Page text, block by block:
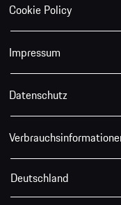
Cookie Policy
Impressum
Datenschutz
Deutschland